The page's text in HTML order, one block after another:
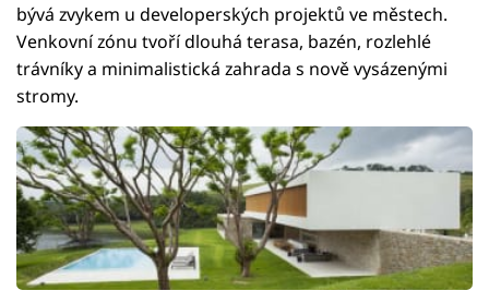
bývá zvykem u developerských projektů ve městech.
Venkovní zónu tvoří dlouhá terasa, bazén, rozlehlé
trávníky a minimalistická zahrada s nově vysázenými
stromy.